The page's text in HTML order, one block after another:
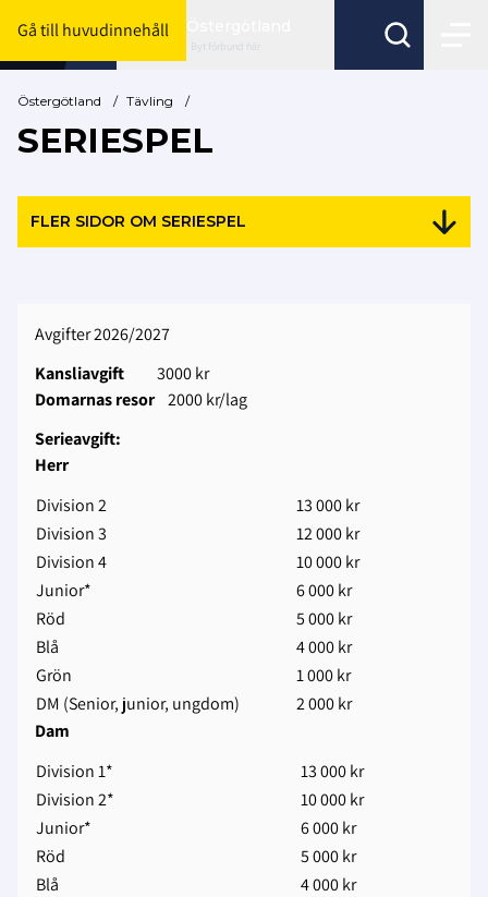
Gå till huvudinnehåll
Byt förbund här
Östergötland / Tävling /
SERIESPEL
FLER SIDOR OM SERIESPEL
Avgifter 2026/2027
Kansliavgift 3000 kr
Domarnas resor2000 kr/lag
Serieavgift:
Herr
Division 2
13 000 kr
Division 3
12 000 kr
Division 4
10 000 kr
Junior*
6 000 kr
Röd
5 000 kr
Blå
4 000 kr
Grön
1 000 kr
DM (Senior, junior, ungdom)
2 000 kr
Dam
Division 1*
13 000 kr
Division 2*
10 000 kr
Junior*
6 000 kr
Röd
5 000 kr
Blå
4 000 kr